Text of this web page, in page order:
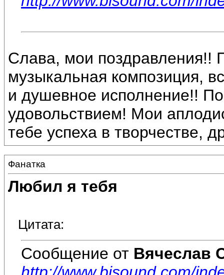
Слава, мои поздравления!!
музыкальная композиция,
и душевное исполнение!!
удовольствием! Мои
тебе успеха в творчестве,
Фанатка
Любил я тебя
Цитата:
Сообщение от Вячеслав